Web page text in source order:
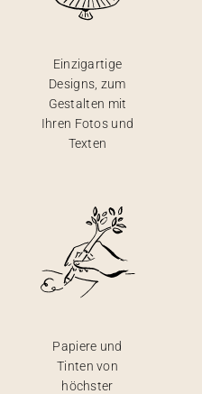
Einzigartige
Designs, zum
Gestalten mit
Ihren Fotos und
Texten
Papiere und
Tinten von
höchster